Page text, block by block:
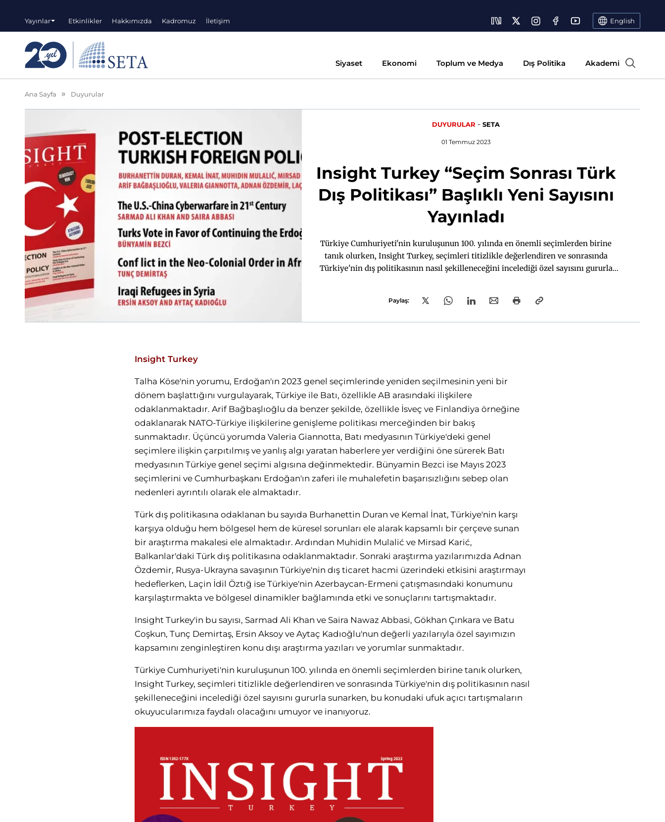
Yayınlar Etkinlikler Hakkımızda Kadromuz İletişim English
Siyaset Ekonomi Toplum ve Medya Dış Politika Akademi
Ana Sayfa Duyurular
DUYURULAR -SETA
01 Temmuz 2023
Insight Turkey “Seçim Sonrası Türk
Dış Politikası” Başlıklı Yeni Sayısını
Yayınladı
Türkiye Cumhuriyeti'nin kuruluşunun 100. yılında en önemli seçimlerden birine
tanık olurken, Insight Turkey, seçimleri titizlikle değerlendiren ve sonrasında
Türkiye'nin dış politikasının nasıl şekilleneceğini incelediği özel sayısını gururla
Paylaş:
Insight Turkey
Talha Köse'nin yorumu, Erdoğan'ın 2023 genel seçimlerinde yeniden seçilmesinin yeni bir
dönem başlattığını vurgulayarak, Türkiye ile Batı, özellikle AB arasındaki ilişkilere
odaklanmaktadır. Arif Bağbaşlıoğlu da benzer şekilde, özellikle İsveç ve Finlandiya örneğine
odaklanarak NATO-Türkiye ilişkilerine genişleme politikası merceğinden bir bakış
sunmaktadır. Üçüncü yorumda Valeria Giannotta, Batı medyasının Türkiye'deki genel
seçimlere ilişkin çarpıtılmış ve yanlış algı yaratan haberlere yer verdiğini öne sürerek Batı
medyasının Türkiye genel seçimi algısına değinmektedir. Bünyamin Bezci ise Mayıs 2023
seçimlerini ve Cumhurbaşkanı Erdoğan'ın zaferi ile muhalefetin başarısızlığını sebep olan
nedenleri ayrıntılı olarak ele almaktadır.
Türk dış politikasına odaklanan bu sayıda Burhanettin Duran ve Kemal İnat, Türkiye'nin karşı
karşıya olduğu hem bölgesel hem de küresel sorunları ele alarak kapsamlı bir çerçeve sunan
bir araştırma makalesi ele almaktadır. Ardından Muhidin Mulalić ve Mirsad Karić,
Balkanlar'daki Türk dış politikasına odaklanmaktadır. Sonraki araştırma yazılarımızda Adnan
Özdemir, Rusya-Ukrayna savaşının Türkiye'nin dış ticaret hacmi üzerindeki etkisini araştırmayı
hedeflerken, Laçin İdil Öztığ ise Türkiye'nin Azerbaycan-Ermeni çatışmasındaki konumunu
karşılaştırmakta ve bölgesel dinamikler bağlamında etki ve sonuçlarını tartışmaktadır.
Insight Turkey'in bu sayısı, Sarmad Ali Khan ve Saira Nawaz Abbasi, Gökhan Çınkara ve Batu
Coşkun, Tunç Demirtaş, Ersin Aksoy ve Aytaç Kadıoğlu'nun değerli yazılarıyla özel sayımızın
kapsamını zenginleştiren konu dışı araştırma yazıları ve yorumlar sunmaktadır.
Türkiye Cumhuriyeti'nin kuruluşunun 100. yılında en önemli seçimlerden birine tanık olurken,
Insight Turkey, seçimleri titizlikle değerlendiren ve sonrasında Türkiye'nin dış politikasının nasıl
şekilleneceğini incelediği özel sayısını gururla sunarken, bu konudaki ufuk açıcı tartışmaların
okuyucularımıza faydalı olacağını umuyor ve inanıyoruz.